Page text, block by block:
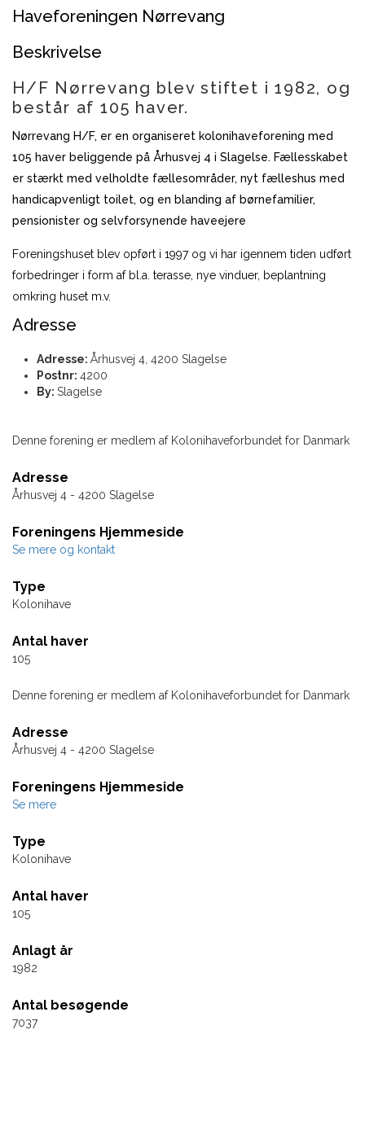
Haveforeningen Nørrevang
Beskrivelse
H/F Nørrevang blev stiftet i 1982, og
består af 105 haver.
Nørrevang H/F, er en organiseret kolonihaveforening med
105 haver beliggende på Århusvej 4 i Slagelse. Fællesskabet
er stærkt med velholdte fællesområder, nyt fælleshus med
handicapvenligt toilet, og en blanding af børnefamilier,
pensionister og selvforsynende haveejere
Foreningshuset blev opført i 1997 og vi har igennem tiden udført
forbedringer i form af bl.a. terasse, nye vinduer, beplantning
omkring huset m.v.
Adresse
Adresse: Århusvej 4, 4200 Slagelse
Postnr: 4200
By: Slagelse
Denne forening er medlem af Kolonihaveforbundet for Danmark
Adresse
Århusvej 4 - 4200 Slagelse
Foreningens Hjemmeside
Se mere og kontakt
Type
Kolonihave
Antal haver
105
Denne forening er medlem af Kolonihaveforbundet for Danmark
Adresse
Århusvej 4 - 4200 Slagelse
Foreningens Hjemmeside
Se mere
Type
Kolonihave
Antal haver
105
Anlagt år
1982
Antal besøgende
7037